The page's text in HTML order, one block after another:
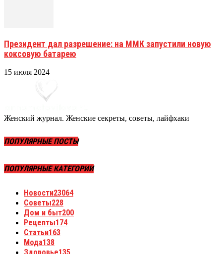
Президент дал разрешение: на ММК запустили новую
коксовую батарею
15 июля 2024
Женский журнал. Женские секреты, советы, лайфхаки
ПОПУЛЯРНЫЕ ПОСТЫ
ПОПУЛЯРНЫЕ КАТЕГОРИИ
Новости23064
Советы228
Дом и быт200
Рецепты174
Статьи163
Мода138